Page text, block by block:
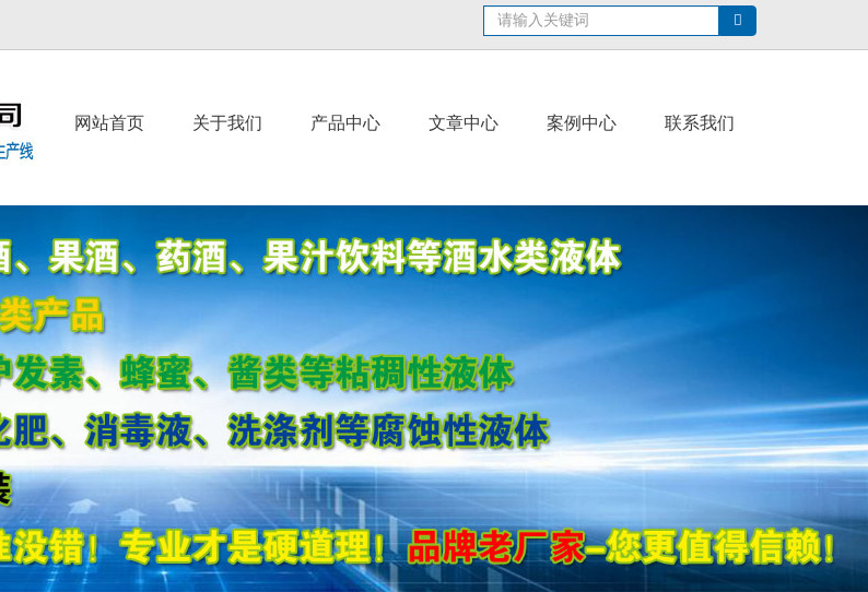
网站首页 关于我们 产品中心 文章中心 案例中心 联系我们